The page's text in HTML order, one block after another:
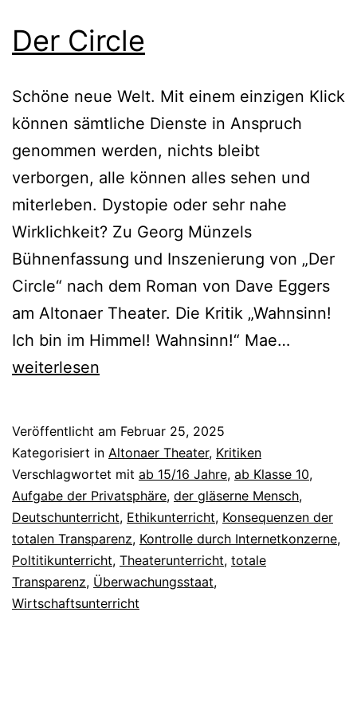
Der Circle
Schöne neue Welt. Mit einem einzigen Klick
können sämtliche Dienste in Anspruch
genommen werden, nichts bleibt
verborgen, alle können alles sehen und
miterleben. Dystopie oder sehr nahe
Wirklichkeit? Zu Georg Münzels
Bühnenfassung und Inszenierung von „Der
Circle“ nach dem Roman von Dave Eggers
am Altonaer Theater. Die Kritik „Wahnsinn!
Ich bin im Himmel! Wahnsinn!“ Mae…
weiterlesen
Veröffentlicht am Februar 25, 2025
Kategorisiert in Altonaer Theater, Kritiken
Verschlagwortet mit ab 15/16 Jahre, ab Klasse 10,
Aufgabe der Privatsphäre, der gläserne Mensch,
Deutschunterricht, Ethikunterricht, Konsequenzen der
totalen Transparenz, Kontrolle durch Internetkonzerne,
Poltitikunterricht, Theaterunterricht, totale
Transparenz, Überwachungsstaat,
Wirtschaftsunterricht